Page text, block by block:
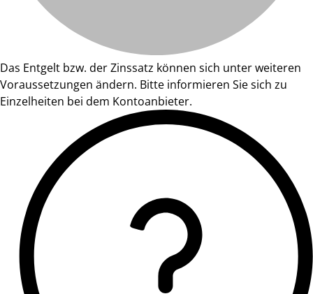
Das Entgelt bzw. der Zinssatz können sich unter weiteren
Voraussetzungen ändern. Bitte informieren Sie sich zu
Einzelheiten bei dem Kontoanbieter.